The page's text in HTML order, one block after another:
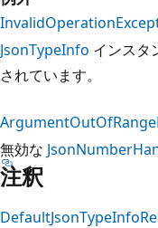
JsonTypeInfo インスタ
されています。
無効な
注釈